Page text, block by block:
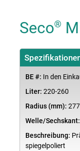
Seco®
BE #: In den
Liter: 220-260
Radius (mm):
Welle/Sechskant:
Beschreibung:
spiegelpoliert